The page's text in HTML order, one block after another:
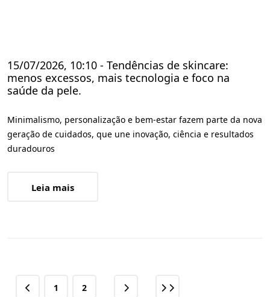
15/07/2026, 10:10 - Tendências de skincare:
menos excessos, mais tecnologia e foco na
saúde da pele.
Minimalismo, personalização e bem-estar fazem parte da nova
geração de cuidados, que une inovação, ciência e resultados
duradouros
Leia mais
1 2